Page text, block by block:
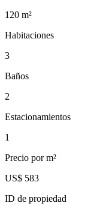
120 m²
Habitaciones
3
Baños
2
Estacionamientos
1
Precio por m²
US$ 583
ID de propiedad